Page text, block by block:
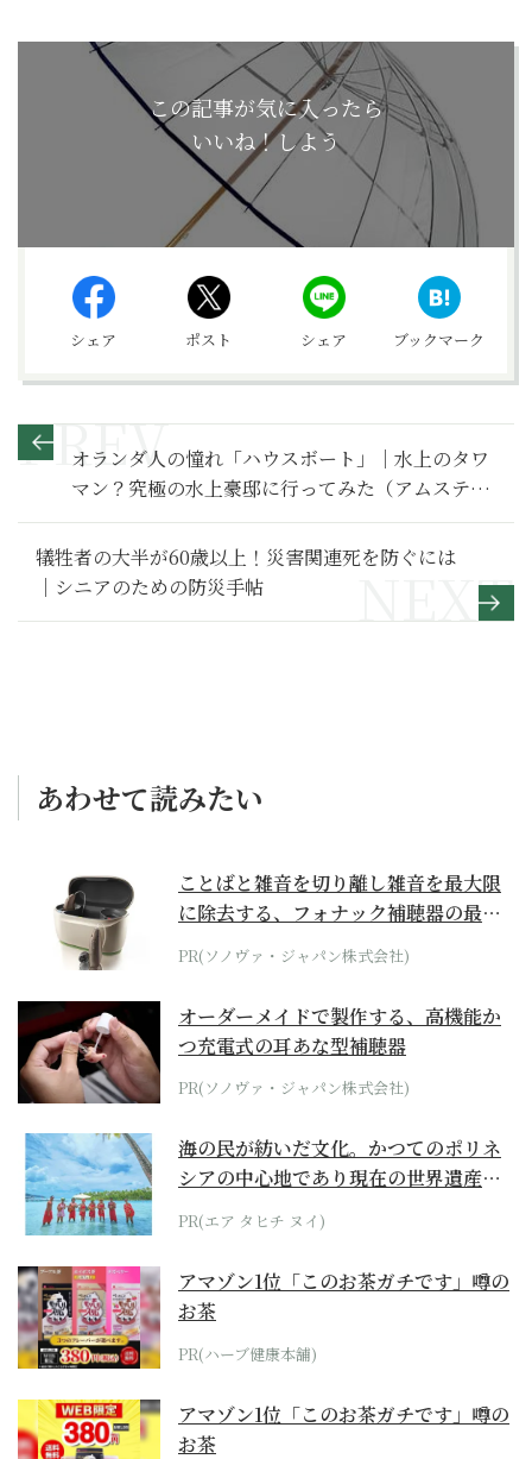
この記事が気に入ったら
いいね！しよう
シェア ポスト シェア ブックマーク
オランダ人の憧れ「ハウスボート」｜水上のタワ
マン？究極の水上豪邸に行ってみた（アムステル
ダム）
犠牲者の大半が60歳以上！災害関連死を防ぐには
｜シニアのための防災手帖
あわせて読みたい
ことばと雑音を切り離し雑音を最大限
に除去する、フォナック補聴器の最上
位モデル
PR(ソノヴァ・ジャパン株式会社)
オーダーメイドで製作する、高機能か
つ充電式の耳あな型補聴器
PR(ソノヴァ・ジャパン株式会社)
海の民が紡いだ文化。かつてのポリネ
シアの中心地であり現在の世界遺産か
らみえてくる...
PR(エア タヒチ ヌイ)
アマゾン1位「このお茶ガチです」噂の
お茶
PR(ハーブ健康本舗)
アマゾン1位「このお茶ガチです」噂の
お茶